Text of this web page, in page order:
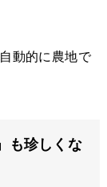
動的に農地で
も珍しくな